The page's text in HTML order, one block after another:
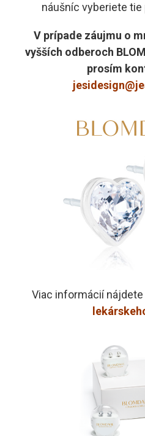
náušníc vyberiete tie
V prípade záujmu o
vyšších odberoch
prosím
Viac informácií nájdete